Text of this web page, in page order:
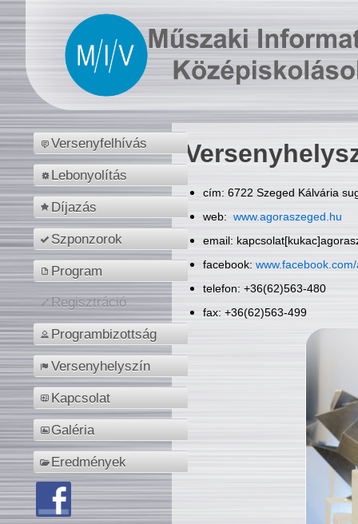
Versenyfelhívás
Lebonyolítás
Díjazás
Szponzorok
Program
Regisztráció
Programbizottság
Versenyhelyszín
Kapcsolat
Galéria
Eredmények
cím: 6722 Szeged Kálvária
web: www.agoraszeged.hu
email:
facebook:
telefon: +36(62)563-480
fax: +36(62)563-499